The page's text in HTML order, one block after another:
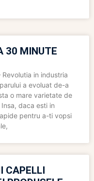
30 MINUTE
in industria
a evoluat de-a
o mare varietate de
daca esti in
pentru a-ti vopsi
CAPELLI